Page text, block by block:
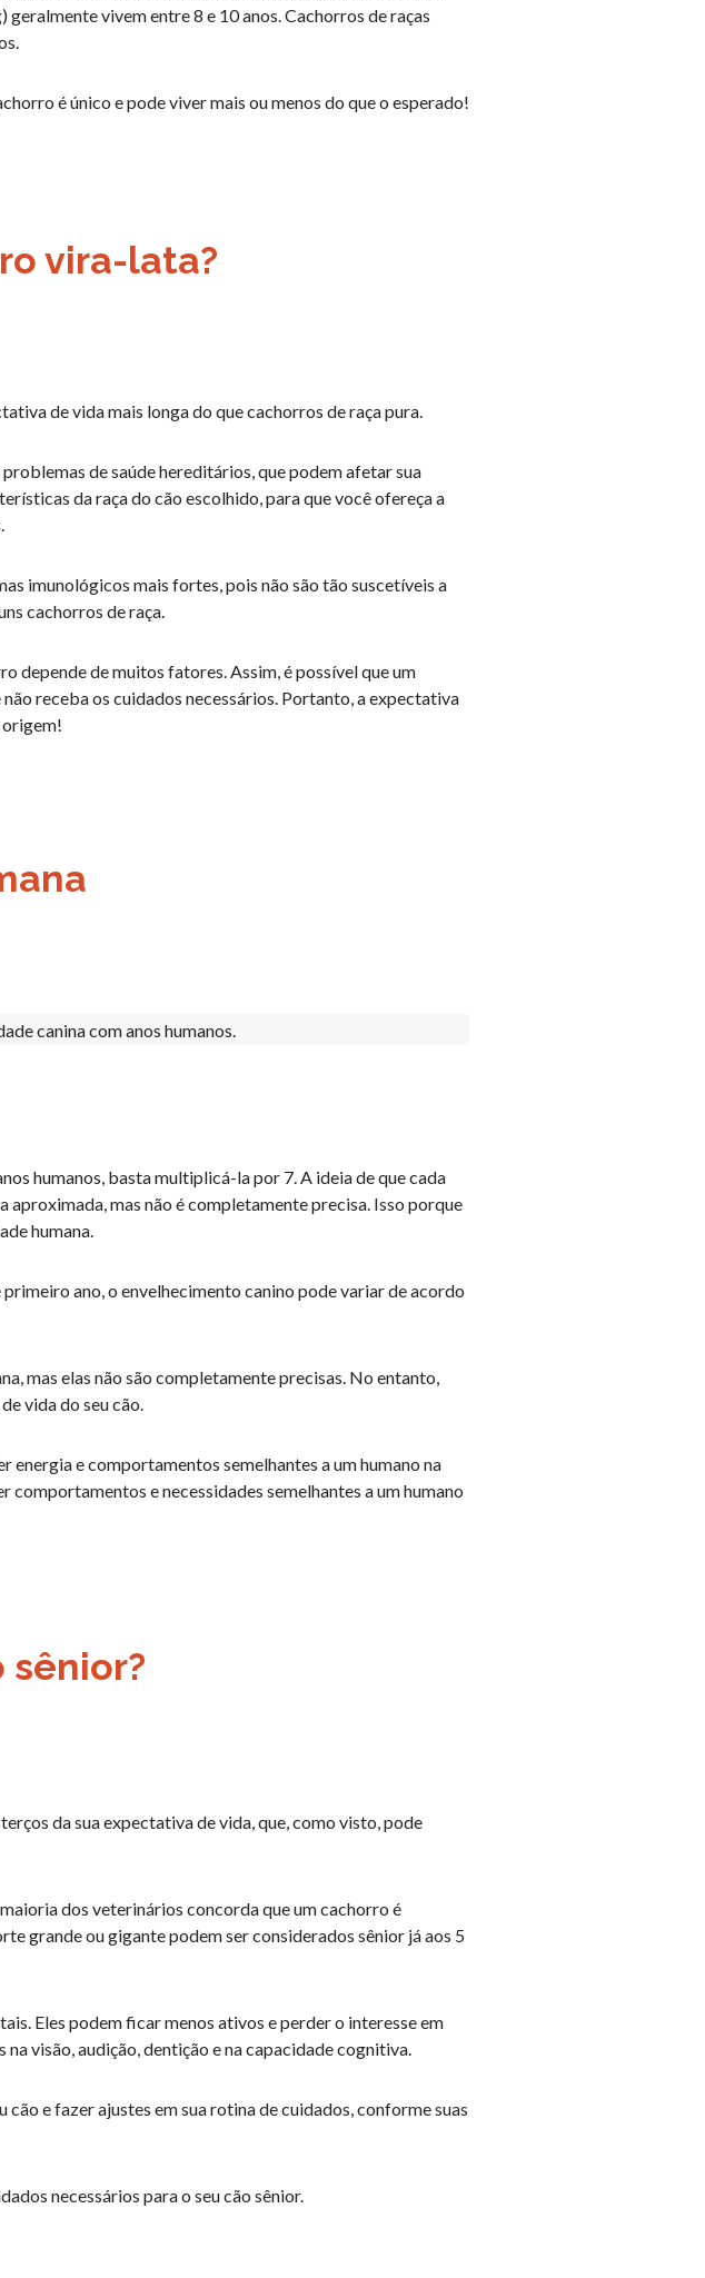
vivem entre 8 e 10 anos. Cachorros de raças
é único e pode viver mais ou menos do que o esperado!
vira-lata?
de vida mais longa do que cachorros de raça pura.
de saúde hereditários, que podem afetar sua
da raça do cão escolhido, para que você ofereça a
imunológicos mais fortes, pois não são tão suscetíveis a
cachorros de raça.
depende de muitos fatores. Assim, é possível que um
receba os cuidados necessários. Portanto, a expectativa
origem!
humanos, basta multiplicá-la por 7. A ideia de que cada
aproximada, mas não é completamente precisa. Isso porque
humana.
ano, o envelhecimento canino pode variar de acordo
mas elas não são completamente precisas. No entanto,
vida do seu cão.
energia e comportamentos semelhantes a um humano na
comportamentos e necessidades semelhantes a um humano
sênior?
da sua expectativa de vida, que, como visto, pode
dos veterinários concorda que um cachorro é
grande ou gigante podem ser considerados sênior já aos 5
Eles podem ficar menos ativos e perder o interesse em
visão, audição, dentição e na capacidade cognitiva.
e fazer ajustes em sua rotina de cuidados, conforme suas
necessários para o seu cão sênior.